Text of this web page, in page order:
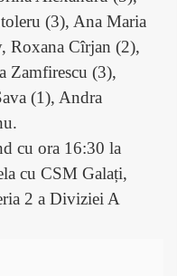
(3), Ana Maria
Roxana Cîrjan (2),
Zamfirescu (3),
(1), Andra
cu ora 16:30 la
cu CSM Galați,
2 a Diviziei A